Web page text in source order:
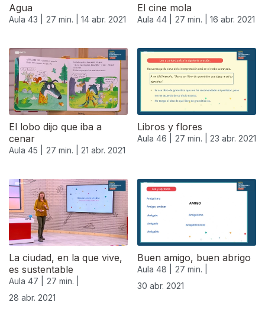
Agua
Aula 43 | 27 min. | 14 abr. 2021
El cine mola
Aula 44 | 27 min. | 16 abr. 2021
El lobo dijo que iba a
cenar
Aula 45 | 27 min. | 21 abr. 2021
Libros y flores
Aula 46 | 27 min. | 23 abr. 2021
La ciudad, en la que vive,
es sustentable
Aula 47 |
27 min. |
28 abr. 2021
Buen amigo, buen abrigo
Aula 48 |
27 min. |
30 abr. 2021
540880